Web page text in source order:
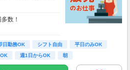
数！
日勤務OK シフト自由
平日のみOK
週1日からOK 朝